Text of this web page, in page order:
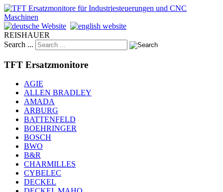
REISHAUER
Search ...
TFT Ersatzmonitore
AGIE
ALLEN BRADLEY
AMADA
ARBURG
BATTENFELD
BOEHRINGER
BOSCH
BWO
B&R
CHARMILLES
CYBELEC
DECKEL